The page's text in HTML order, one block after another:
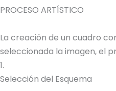
PROCESO ARTÍSTICO
La creación de un cuadro
seleccionada la imagen, el
1.
Selección del Esquema